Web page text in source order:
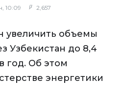
10:09 2,657
увеличить объемы
Узбекистан до 8,4
год. Об этом
энергетики